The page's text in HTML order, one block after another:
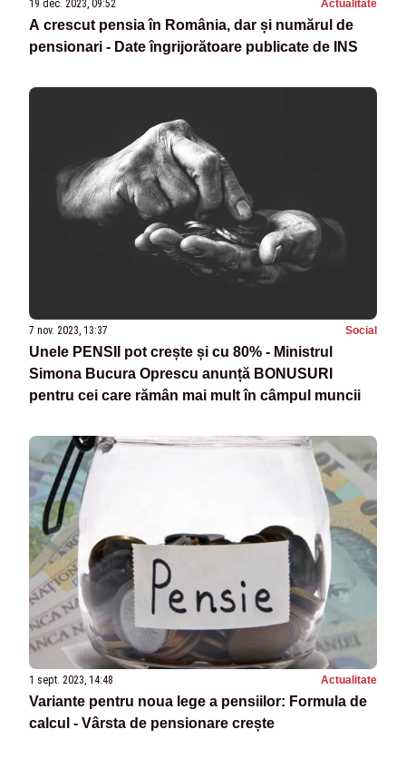
19 dec. 2023, 09:52 Actualitate
A crescut pensia în România, dar și numărul de
pensionari - Date îngrijorătoare publicate de INS
7 nov. 2023, 13:37 Social
Unele PENSII pot crește și cu 80% - Ministrul
Simona Bucura Oprescu anunță BONUSURI
pentru cei care rămân mai mult în câmpul muncii
1 sept. 2023, 14:48 Actualitate
Variante pentru noua lege a pensiilor: Formula de
calcul - Vârsta de pensionare crește